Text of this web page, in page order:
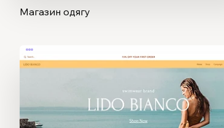
Магазин одягу